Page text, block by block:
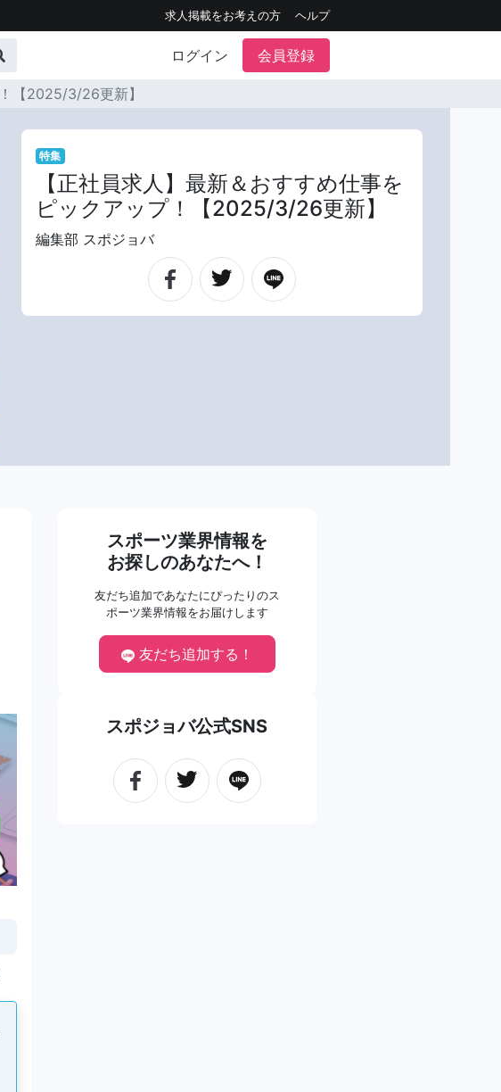
求人掲載をお考えの方 ヘルプ
ログイン 会員登録
【2025/3/26更新】
特集
【正社員求人】最新＆おすすめ仕事を
ピックアップ！【2025/3/26更新】
編集部 スポジョバ
スポーツ業界情報を
お探しのあなたへ！
友だち追加であなたにぴったりのス
ポーツ業界情報をお届けします
友だち追加する！
スポジョバ公式SNS